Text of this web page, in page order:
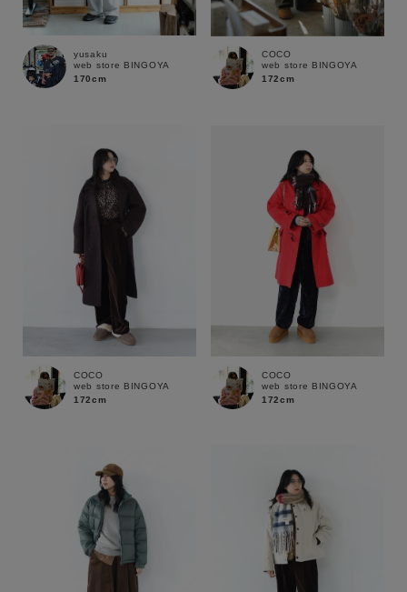
ブランド
yusaku
web store BINGOYA
170cm
COCO
web store BINGOYA
172cm
COCO
web store BINGOYA
172cm
COCO
web store BINGOYA
172cm